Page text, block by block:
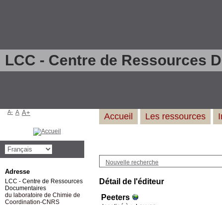
LCC - Centre de Ressources
Nouvelle recherche
Détail de l'éditeur
Peeters
Accueil Les ressources
A- A A+
Adresse
LCC - Centre de Ressources
Documentaires
du laboratoire de Chimie de
Coordination-CNRS